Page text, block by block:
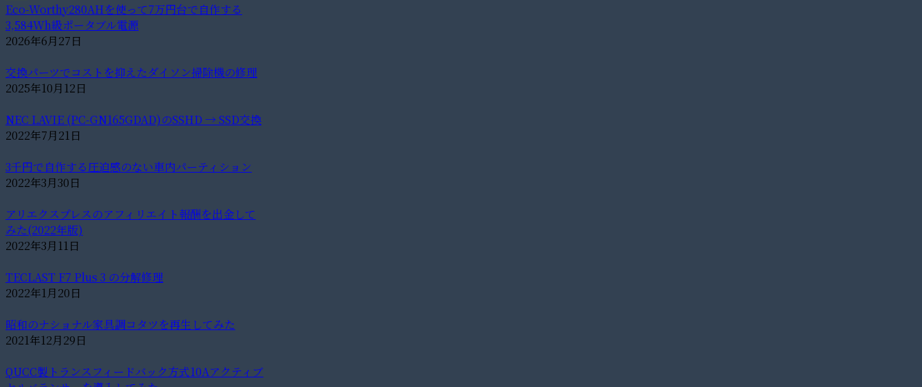
Eco-Worthy280AHを使って7万円台で自作する
3,584Wh級ポータブル電源
2026年6月27日
交換パーツでコストを抑えたダイソン掃除機の修理
2025年10月12日
NEC LAVIE (PC-GN165GDAD)のSSHD → SSD交換
2022年7月21日
3千円で自作する圧迫感のない車内パーティション
2022年3月30日
アリエクスプレスのアフィリエイト報酬を出金して
みた(2022年版)
2022年3月11日
TECLAST F7 Plus 3 の分解修理
2022年1月20日
昭和のナショナル家具調コタツを再生してみた
2021年12月29日
QUCC製トランスフィードバック方式10Aアクティブ